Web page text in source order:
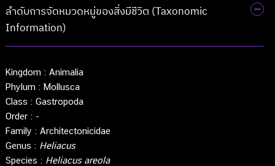
ลำดับการจัดหมวดหมู่ของสิ่งมีชีวิต (Taxonomic
Information)
Kingdom : Animalia
Phylum : Mollusca
Class :Gastropoda
Order : -
Family :Architectonicidae
Genus : Heliacus
Species : Heliacus areola